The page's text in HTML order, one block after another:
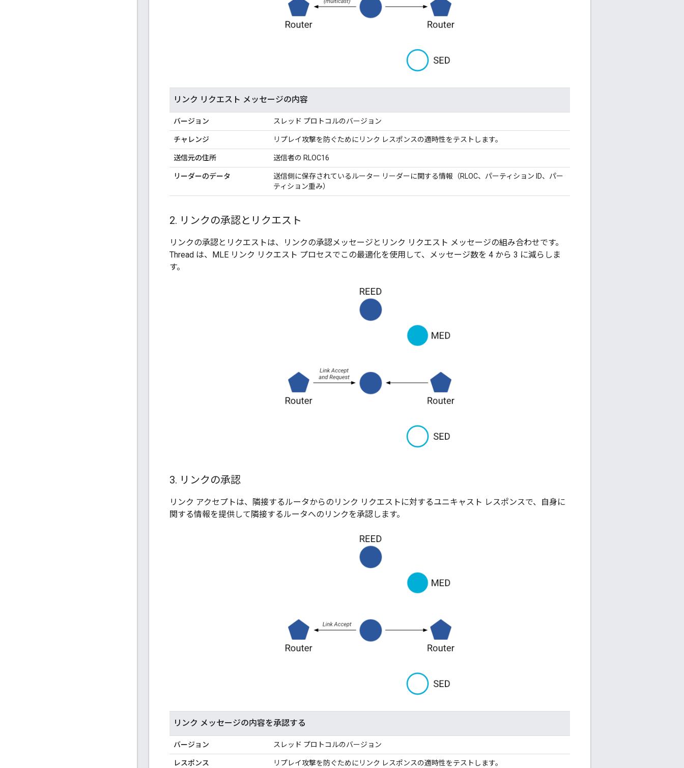
リンク リクエスト メッセージの内容
バージョン スレッド プロトコルのバージョン
チャレンジ リプレイ攻撃を防ぐためにリンク レスポンスの適時性をテストします。
送信元の住所 送信者の RLOC16
リーダーのデータ
送信側に保存されているルーター リーダーに関する情報（RLOC、パーティション ID、パー
ティション重み）
2. リンクの承認とリクエスト
リンクの承認とリクエストは、リンクの承認メッセージとリンク リクエスト メッセージの組み合わせです。
Thread は、MLE リンク リクエスト プロセスでこの最適化を使用して、メッセージ数を 4 から 3 に減らしま
す。
3. リンクの承認
リンク アクセプトは、隣接するルータからのリンク リクエストに対するユニキャスト レスポンスで、自身に
関する情報を提供して隣接するルータへのリンクを承認します。
リンク メッセージの内容を承認する
バージョン スレッド プロトコルのバージョン
レスポンス リプレイ攻撃を防ぐためにリンク レスポンスの適時性をテストします。